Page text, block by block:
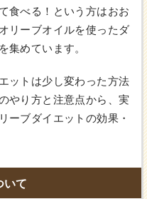
食べる！という方はおお
リーブオイルを使ったダ
集めています。
ットは少し変わった方法
やり方と注意点から、実
ーブダイエットの効果・
いて